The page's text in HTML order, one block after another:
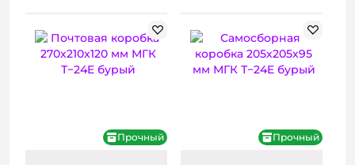
Прочный
Прочный